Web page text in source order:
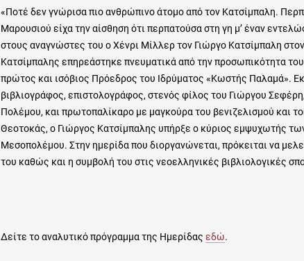
«Ποτέ δεν γνώρισα πιο ανθρώπινο άτομο από τον Κατσίμπαλη.
Μαρουσιού είχα την αίσθηση ότι περπατούσα στη γη μ’ έναν
στους αναγνώστες του ο Χένρι Μίλλερ τον Γιώργο Κατσίμπαλη
Κατσίμπαλης επηρεάστηκε πνευματικά από την προσωπικότητα
πρώτος και ισόβιος Πρόεδρος του Ιδρύματος «Κωστής Παλαμά».
βιβλιογράφος, επιστολογράφος, στενός φίλος του Γιώργου
Πολέμου, και πρωτοπαλίκαρο με μαγκούρα του βενιζελισμού και
Θεοτοκάς, ο Γιώργος Κατσίμπαλης υπήρξε ο κύριος εμψυχωτής
Μεσοπολέμου. Στην ημερίδα που διοργανώνεται, πρόκειται να
του καθώς και η συμβολή του στις νεοελληνικές βιβλιολογικές
Δείτε το αναλυτικό πρόγραμμα της Ημερίδας εδώ.